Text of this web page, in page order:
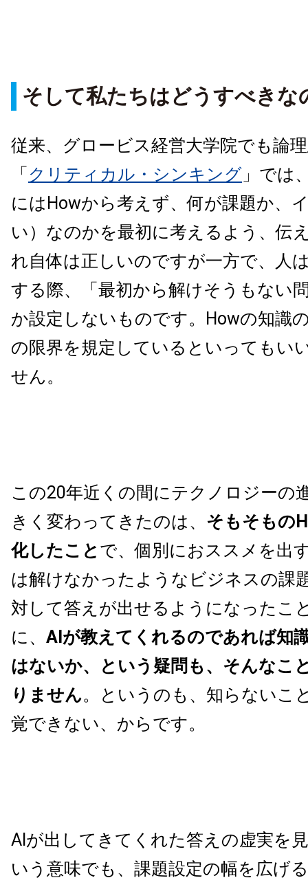
そして私たちはどうすべきな
従来、グロービス経営大学院でも論
「 クリティカル・シンキング 」では
にはHowから考えず、何が課題か、
い）なのかを最初に考えるよう、伝
れ自体は正しいのですが一方で、人
する際、「最初から解けそうもない
か設定しないものです。Howの知識
の限界を規定しているといってもい
せん。
この20年近くの間にテクノロジーの
きく変わってきたのは、 そもそもの
化したこと で、個別におススメを出
は解けなかったようなビジネスの課
対して答えが出せるようになったこ
に、 AIが教えてくれるのであれば知
はないか、という疑問も、そんなこ
りません。というのも、知らないこ
覚できない、からです。
AIが出してきてくれた答えの虚実を
いう意味でも、課題設定の幅を広げ